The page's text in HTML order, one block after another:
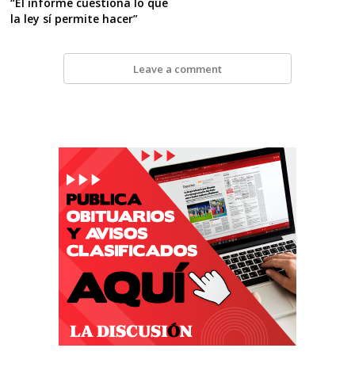
la ley sí permite hacer”
Leave a comment